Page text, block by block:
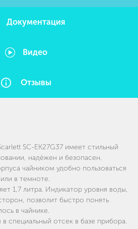
Документация
Видео
Отзывы
SC-EK27G37 имеет стильный
надёжен и безопасен.
чайником удобно пользоваться
в темноте.
1,7 литра. Индикатор уровня воды,
позволит быстро понять
в чайнике.
специальный отсек в базе прибора.